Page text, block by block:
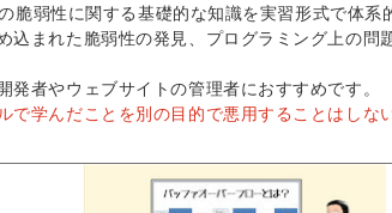
弱性に関する基礎的な知識を実習形式で体系
まれた脆弱性の発見、プログラミング上の問
者やウェブサイトの管理者におすすめです。
学んだことを別の目的で悪用することはしな